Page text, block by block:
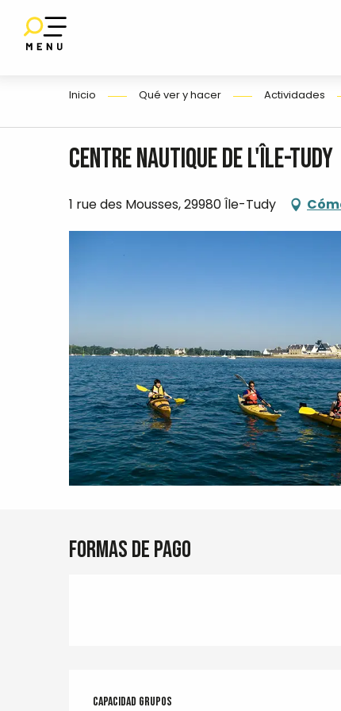
contenu
Inicio Qué ver y hacer Actividades
Centre nautique de l'Île-Tudy
1 rue des Mousses, 29980 Île-Tudy
Formas de pago
Capacidad grupos
Capacidad grupos